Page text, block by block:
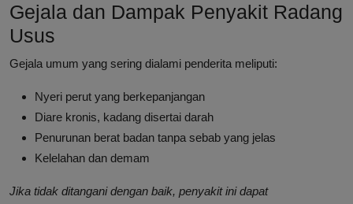
Gejala dan Dampak Penyakit Radang
Usus
Gejala umum yang sering dialami penderita meliputi:
Nyeri perut yang berkepanjangan
Diare kronis, kadang disertai darah
Penurunan berat badan tanpa sebab yang jelas
Kelelahan dan demam
Jika tidak ditangani dengan baik, penyakit ini dapat